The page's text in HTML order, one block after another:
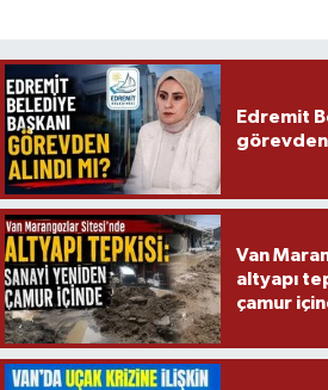
Edremit
görevden
Van
altyapı
çamur